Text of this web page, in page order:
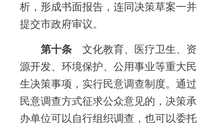
析，形成书面报告，连同决策草案一并
提交市政府审议。
第十条文化教育、医疗卫生、资
源开发、环境保护、公用事业等重大民
生决策事项，实行民意调查制度。通过
民意调查方式征求公众意见的，决策承
办单位可以自行组织调查，也可以委托